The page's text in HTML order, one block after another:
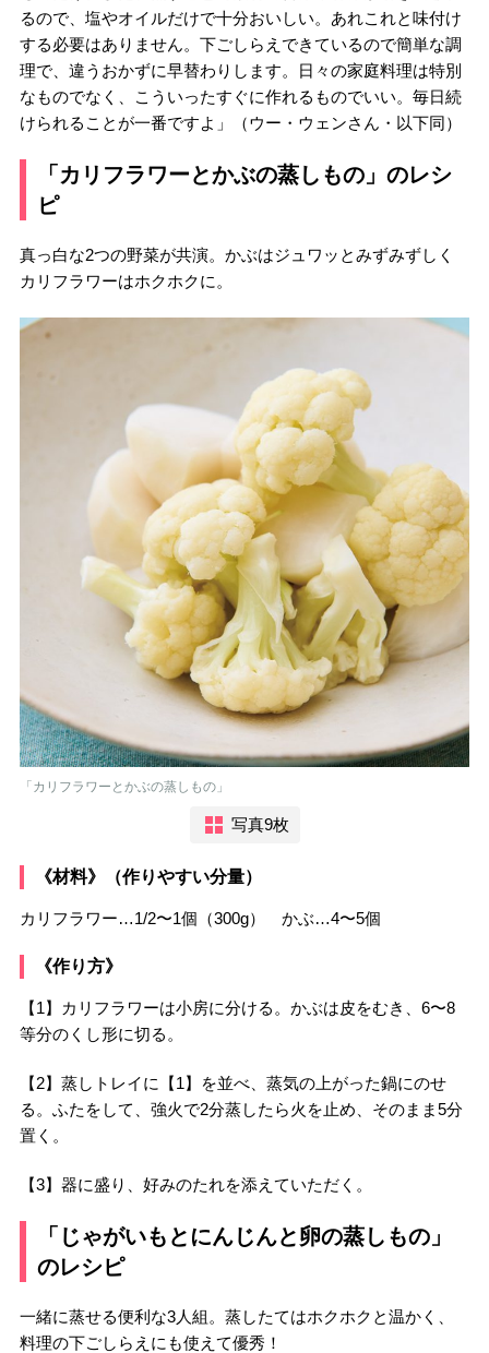
るので、塩やオイルだけで十分おいしい。あれこれと味付け
する必要はありません。下ごしらえできているので簡単な調
理で、違うおかずに早替わりします。日々の家庭料理は特別
なものでなく、こういったすぐに作れるものでいい。毎日続
けられることが一番ですよ」（ウー・ウェンさん・以下同）
「カリフラワーとかぶの蒸しもの」のレシ
ピ
真っ白な2つの野菜が共演。かぶはジュワッとみずみずしく
カリフラワーはホクホクに。
「カリフラワーとかぶの蒸しもの」
写真9枚
《材料》（作りやすい分量）
カリフラワー…1/2〜1個（300g） かぶ…4〜5個
《作り方》
【1】カリフラワーは小房に分ける。かぶは皮をむき、6〜8
等分のくし形に切る。
【2】蒸しトレイに【1】を並べ、蒸気の上がった鍋にのせ
る。ふたをして、強火で2分蒸したら火を止め、そのまま5分
置く。
【3】器に盛り、好みのたれを添えていただく。
「じゃがいもとにんじんと卵の蒸しもの」
のレシピ
一緒に蒸せる便利な3人組。蒸したてはホクホクと温かく、
料理の下ごしらえにも使えて優秀！